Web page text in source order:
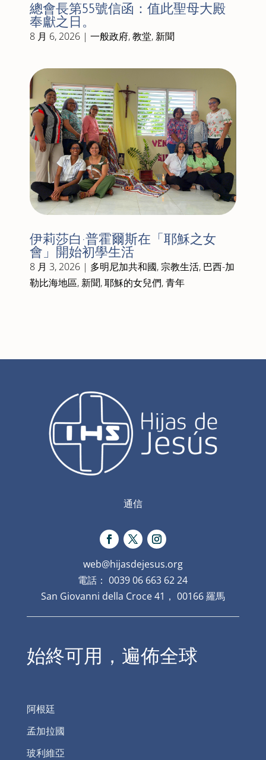
總會長第55號信函：值此聖母大殿
奉獻之日。
8 月 6, 2026| 一般政府,教堂, 新聞
伊莉莎白·普霍爾斯在「耶穌之女
會」開始初學生活
8 月 3, 2026| 多明尼加共和國,宗教生活, 巴西-加
勒比海地區, 新聞,耶穌的女兒們,青年
通信
web@hijasdejesus.org
電話： 0039 06 663 62 24
San Giovanni della Croce 41， 00166 羅馬
始終可用，遍佈全球
阿根廷
孟加拉國
玻利維亞